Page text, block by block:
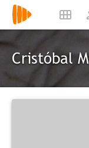
Cristóbal